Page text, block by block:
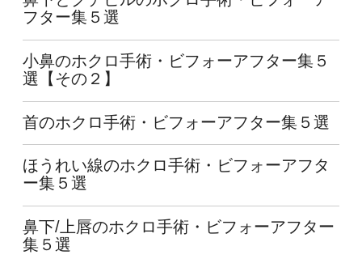
フター集５選
小鼻のホクロ手術・ビフォーアフター集５
選【その２】
首のホクロ手術・ビフォーアフター集５選
ほうれい線のホクロ手術・ビフォーアフタ
ー集５選
鼻下/上唇のホクロ手術・ビフォーアフター
集５選